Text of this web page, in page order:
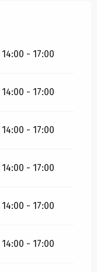
14:00 - 17:00
14:00 - 17:00
14:00 - 17:00
14:00 - 17:00
14:00 - 17:00
14:00 - 17:00